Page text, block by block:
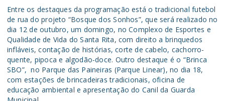
Entre os destaques da programação está o tradicional futebol
de rua do projeto “Bosque dos Sonhos”, que será realizado no
dia 12 de outubro, um domingo, no Complexo de Esportes e
Qualidade de Vida do Santa Rita, com direito a brinquedos
infláveis, contação de histórias, corte de cabelo, cachorro-
quente, pipoca e algodão-doce. Outro destaque é o “Brinca
SBO”, no Parque das Paineiras (Parque Linear), no dia 18,
com estações de brincadeiras tradicionais, oficina de
educação ambiental e apresentação do Canil da Guarda